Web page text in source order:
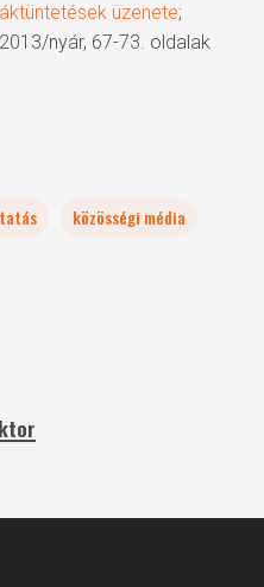
üzenete;
nyár, 67-73. oldalak
közösségi média